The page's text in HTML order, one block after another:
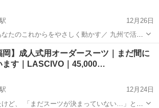
12月26日
これからをやさしく動かす／ 九州で活動
ながる一日。 ★入場無料★ 2026年1
月20日（火）11:00-17:00 ／ 福岡・姪浜 起業や副業を...
浜駅 展示会 ベビーカー
岡】成人式用オーダースーツ｜まだ間に
ます｜LASCIVO｜45,000…
12月24日
ど、 「まだスーツが決まっていない…」とい